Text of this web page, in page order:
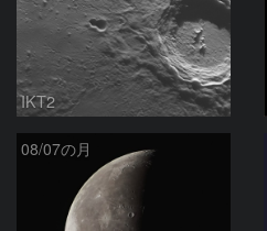
IKT2
08/07の月